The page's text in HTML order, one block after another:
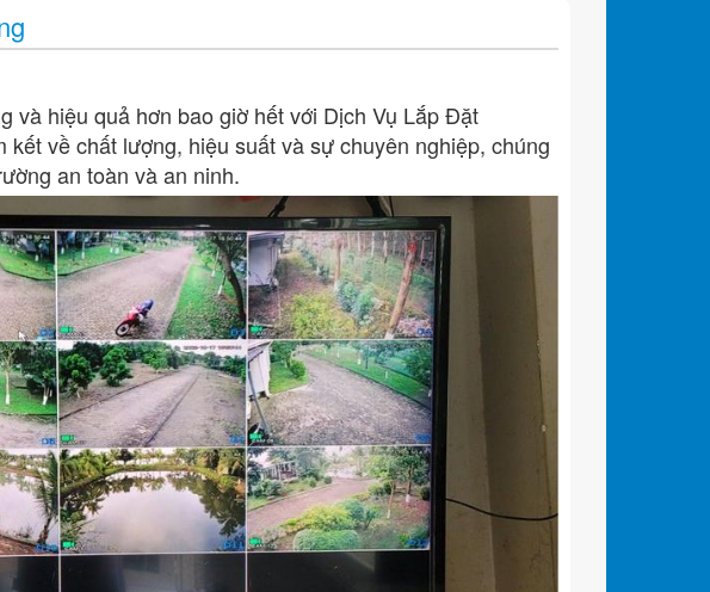
và hiệu quả hơn bao giờ hết với Dịch Vụ Lắp Đặt
về chất lượng, hiệu suất và sự chuyên nghiệp, chúng
an toàn và an ninh.